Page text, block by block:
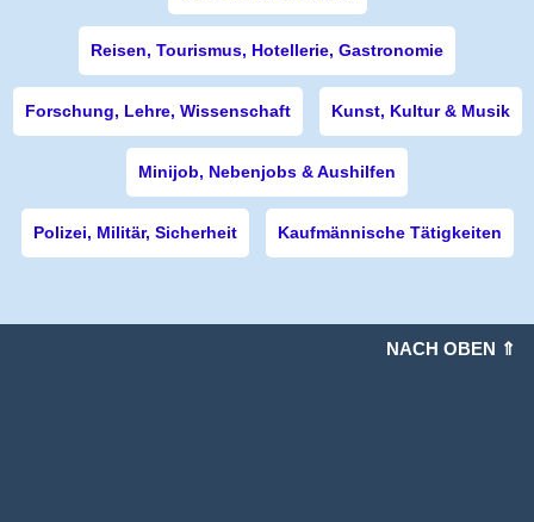
Reisen, Tourismus, Hotellerie, Gastronomie
Forschung, Lehre, Wissenschaft Kunst, Kultur & Musik
Minijob, Nebenjobs & Aushilfen
Polizei, Militär, Sicherheit Kaufmännische Tätigkeiten
NACH OBEN ⇑